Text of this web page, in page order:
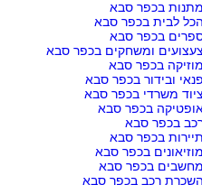
בכפר סבא
לבית בכפר סבא
בכפר סבא
ומשחקים בכפר סבא
בכפר סבא
ובידור בכפר סבא
משרדי בכפר סבא
בכפר סבא
בכפר סבא
בכפר סבא
בכפר סבא
בכפר סבא
רכב בכפר סבא